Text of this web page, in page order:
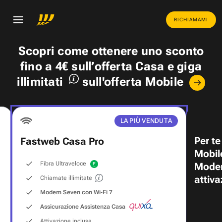
RICHIAMAMI
Scopri come ottenere uno sconto
fino a 4€ sull’offerta Casa egiga
illimitati
sull'offerta Mobile
LA PIÙ VENDUTA
Fastweb Casa Pro
Fibra Ultraveloce
Chiamate illimitate
Modem Seven con Wi‑Fi 7
Assicurazione Assistenza Casa
Per